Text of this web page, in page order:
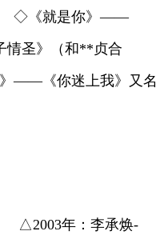
◇《就是你》——
情圣》（和**贞合
《你迷上我》又名
年：李承焕-